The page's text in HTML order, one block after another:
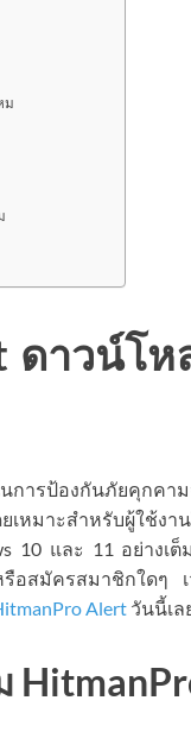
ม
ดาวน์โ
การป้องกันภัยคุกคา
าะสำหรับผู้ใช้งาน
10 และ 11 อย่าง
อสมัครสมาชิกใดๆ
Alert วันนี้เล